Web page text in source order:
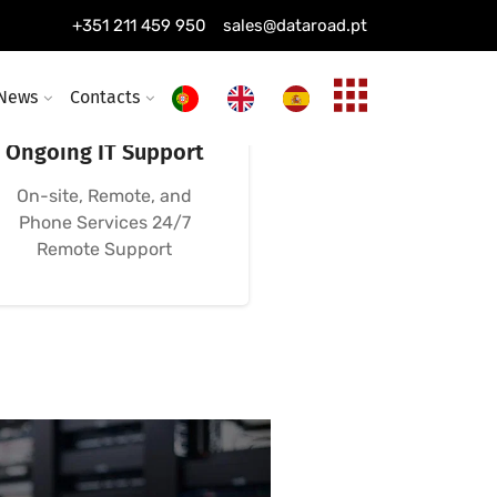
+351 211 459 950 sales@dataroad.pt
Contacts
Ongoing IT Support
On-site, Remote, and
Phone Services 24/7
Remote Support